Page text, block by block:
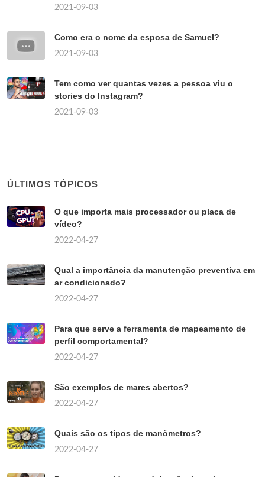
2021-09-03
Como era o nome da esposa de Samuel?
2021-09-03
Tem como ver quantas vezes a pessoa viu o
stories do Instagram?
2021-09-03
ÚLTIMOS TÓPICOS
O que importa mais processador ou placa de
vídeo?
2022-04-27
Qual a importância da manutenção preventiva em
ar condicionado?
2022-04-27
Para que serve a ferramenta de mapeamento de
perfil comportamental?
2022-04-27
São exemplos de mares abertos?
2022-04-27
Quais são os tipos de manômetros?
2022-04-27